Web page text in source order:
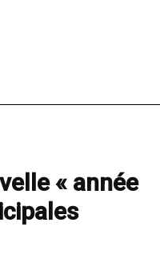
« année